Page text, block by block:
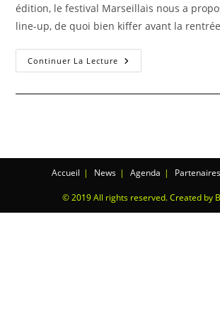
édition, le festival Marseillais nous a
line-up, de quoi bien kiffer avant la
Continuer La Lecture
Accueil News Agenda Partenaires
© 2019 All rights reserved. Created by